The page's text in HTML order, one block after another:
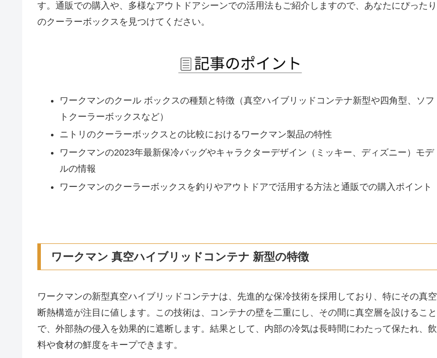
す。通販での購入や、多様なアウトドアシーンでの活用法もご紹介しますので、あなたにぴったり
のクーラーボックスを見つけてください。
ワークマンのクール ボックスの種類と特徴（真空ハイブリッドコンテナ新型や四角型、ソフ
トクーラーボックスなど）
ニトリのクーラーボックスとの比較におけるワークマン製品の特性
ワークマンの2023年最新保冷バッグやキャラクターデザイン（ミッキー、ディズニー）モデ
ルの情報
ワークマンのクーラーボックスを釣りやアウトドアで活用する方法と通販での購入ポイント
ワークマン 真空ハイブリッドコンテナ 新型の特徴
ワークマンの新型真空ハイブリッドコンテナは、先進的な保冷技術を採用しており、特にその真空
断熱構造が注目に値します。この技術は、コンテナの壁を二重にし、その間に真空層を設けること
で、外部熱の侵入を効果的に遮断します。結果として、内部の冷気は長時間にわたって保たれ、飲
料や食材の鮮度をキープできます。